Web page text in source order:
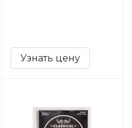
Узнать цену